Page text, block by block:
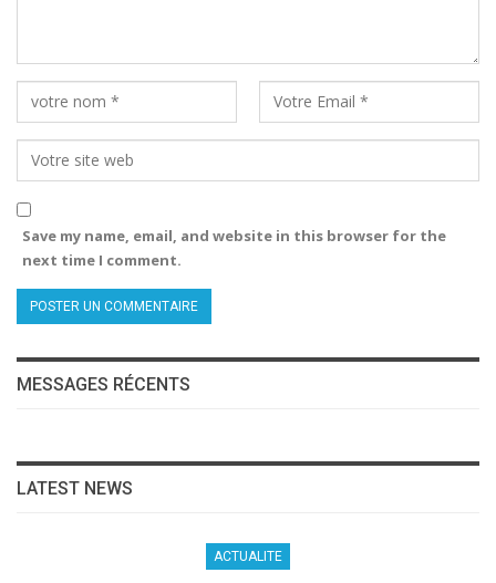
Save my name, email, and website in this browser for the
next time I comment.
MESSAGES RÉCENTS
LATEST NEWS
ACTUALITE